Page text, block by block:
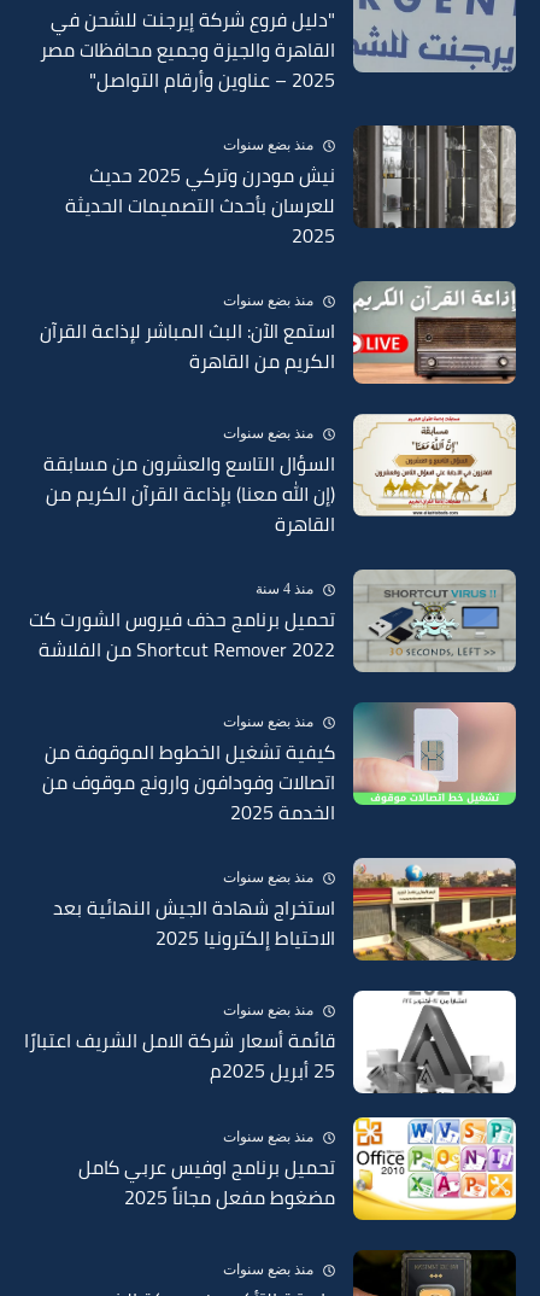
"دليل فروع شركة إيرجنت للشحن في
القاهرة والجيزة وجميع محافظات مصر
2025 – عناوين وأرقام التواصل"
منذ بضع سنوات
نيش مودرن وتركي 2025 حديث
للعرسان بأحدث التصميمات الحديثة
2025
منذ بضع سنوات
استمع الآن: البث المباشر لإذاعة القرآن
الكريم من القاهرة
منذ بضع سنوات
السؤال التاسع والعشرون من مسابقة
(إن الله معنا) بإذاعة القرآن الكريم من
القاهرة
منذ 4 سنة
تحميل برنامج حذف فيروس الشورت كت
Shortcut Remover 2022 من الفلاشة
منذ بضع سنوات
كيفية تشغيل الخطوط الموقوفة من
اتصالات وفودافون وارونج موقوف من
الخدمة 2025
منذ بضع سنوات
استخراج شهادة الجيش النهائية بعد
الاحتياط إلكترونيا 2025
منذ بضع سنوات
قائمة أسعار شركة الامل الشريف اعتبارًا
منذ بضع سنوات
تحميل برنامج اوفيس عربي كامل
مضغوط مفعل مجاناً 2025
منذ بضع سنوات